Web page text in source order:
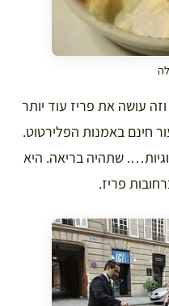
עושה את פריז עוד יותר
חינם באמנות הפלירטוט.
שתהיה בריאה. היא
פריז.